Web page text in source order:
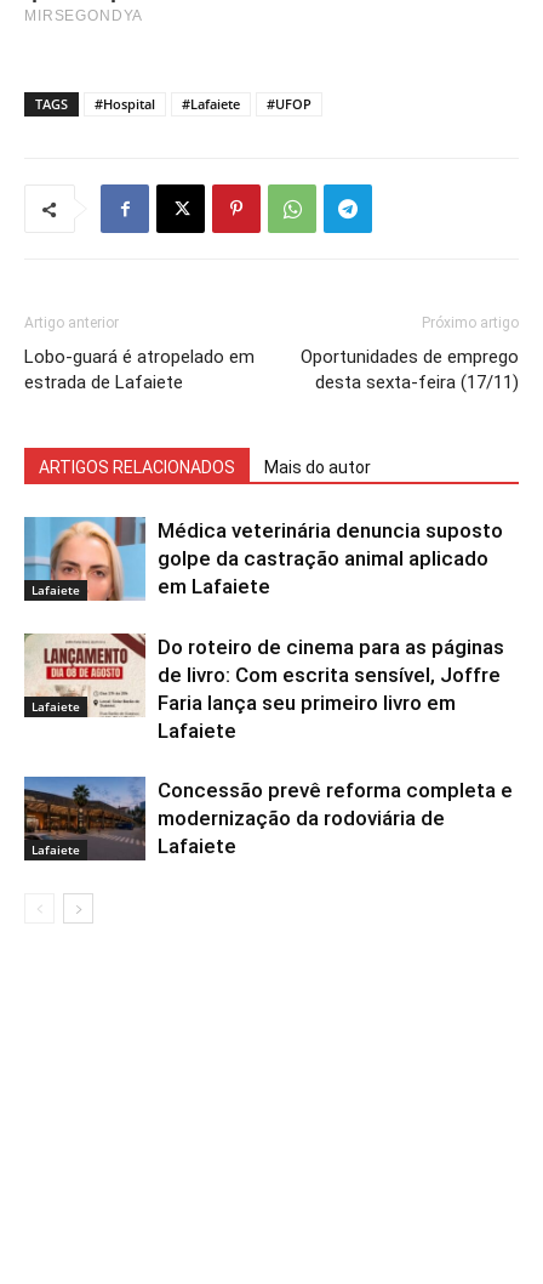
TAGS #Hospital #Lafaiete #UFOP
Artigo anterior
Lobo-guará é atropelado em
estrada de Lafaiete
Próximo artigo
Oportunidades de emprego
desta sexta-feira (17/11)
ARTIGOS RELACIONADOS Mais do autor
Lafaiete
Médica veterinária denuncia suposto
golpe da castração animal aplicado
em Lafaiete
Lafaiete
Do roteiro de cinema para as páginas
de livro: Com escrita sensível, Joffre
Faria lança seu primeiro livro em
Lafaiete
Lafaiete
Concessão prevê reforma completa e
modernização da rodoviária de
Lafaiete